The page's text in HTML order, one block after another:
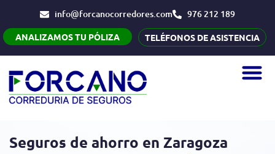
info@forcanocorredores.com 976 212 189
ANALIZAMOS TU PÓLIZA TELÉFONOS DE ASISTENCIA
Seguros de ahorro en Zaragoza